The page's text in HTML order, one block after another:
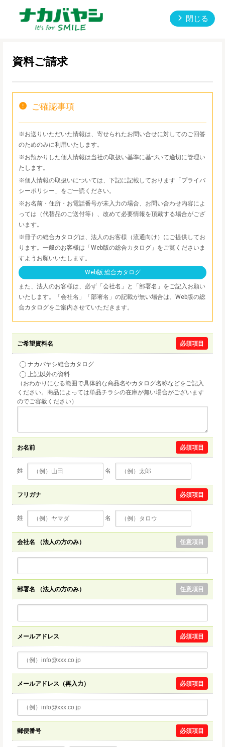
閉じる
資料ご請求
ご確認事項
※お送りいただいた情報は、寄せられたお問い合せに対してのご回答
のためのみに利用いたします。
※お預かりした個人情報は当社の取扱い基準に基づいて適切に管理い
たします。
※個人情報の取扱いについては、下記に記載しております「プライバ
シーポリシー」をご一読ください。
※お名前・住所・お電話番号が未入力の場合、お問い合わせ内容によ
っては（代替品のご送付等）、改めて必要情報を頂戴する場合がござ
います。
※冊子の総合カタログは、法人のお客様（流通向け）にご提供してお
ります。一般のお客様は「Web版の総合カタログ」をご覧くださいま
すようお願いいたします。
Web版 総合カタログ
また、法人のお客様は、必ず「会社名」と「部署名」をご記入お願い
いたします。「会社名」「部署名」の記載が無い場合は、Web版の総
合カタログをご案内させていただきます。
ご希望資料名 必須項目
ナカバヤシ総合カタログ
上記以外の資料
（おわかりになる範囲で具体的な商品名やカタログ名称などをご記入
ください。商品によっては単品チラシの在庫が無い場合がございます
のでご容赦ください）
お名前 必須項目
姓 名
フリガナ 必須項目
姓 名
会社名 （法人の方のみ） 任意項目
部署名 （法人の方のみ） 任意項目
メールアドレス 必須項目
メールアドレス（再入力） 必須項目
郵便番号 必須項目